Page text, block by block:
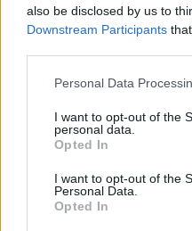
also be disclosed by us to
Downstream Participants
Personal Data
I want to opt-out of the
personal data.
Opted In
I want to opt-out of the
Personal Data.
Opted In
Prima sport - co nabídne v prvním
vysílacím týdnu